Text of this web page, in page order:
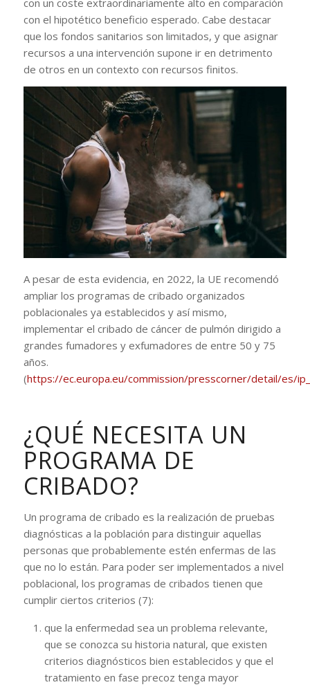
con un coste extraordinariamente alto en comparación
con el hipotético beneficio esperado. Cabe destacar
que los fondos sanitarios son limitados, y que asignar
recursos a una intervención supone ir en detrimento
de otros en un contexto con recursos finitos.
A pesar de esta evidencia, en 2022, la UE recomendó
ampliar los programas de cribado organizados
poblacionales ya establecidos y así mismo,
implementar el cribado de cáncer de pulmón dirigido a
grandes fumadores y exfumadores de entre 50 y 75
años.
(https://ec.europa.eu/commission/presscorner/detail/es/
¿QUÉ NECESITA UN
PROGRAMA DE
CRIBADO?
Un programa de cribado es la realización de pruebas
diagnósticas a la población para distinguir aquellas
personas que probablemente estén enfermas de las
que no lo están. Para poder ser implementados a nivel
poblacional, los programas de cribados tienen que
cumplir ciertos criterios (7):
que la enfermedad sea un problema relevante,
que se conozca su historia natural, que existen
criterios diagnósticos bien establecidos y que el
tratamiento en fase precoz tenga mayor